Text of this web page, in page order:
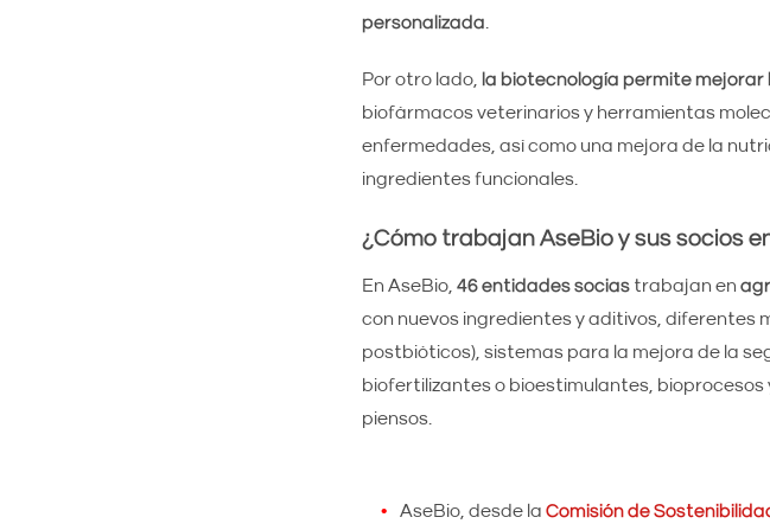
personalizada
Por otro lado, la biotecnología permite mejorar
biofármacos veterinarios y herramientas
enfermedades, así como una mejora de la
ingredientes funcionales.
¿Cómo trabajan AseBio y sus socios
En AseBio, 46 entidades sociastrabajan en
con nuevos ingredientes y aditivos, diferentes
postbióticos), sistemas para la mejora de la
biofertilizantes o bioestimulantes,
piensos.
AseBio, desde la Comisión de